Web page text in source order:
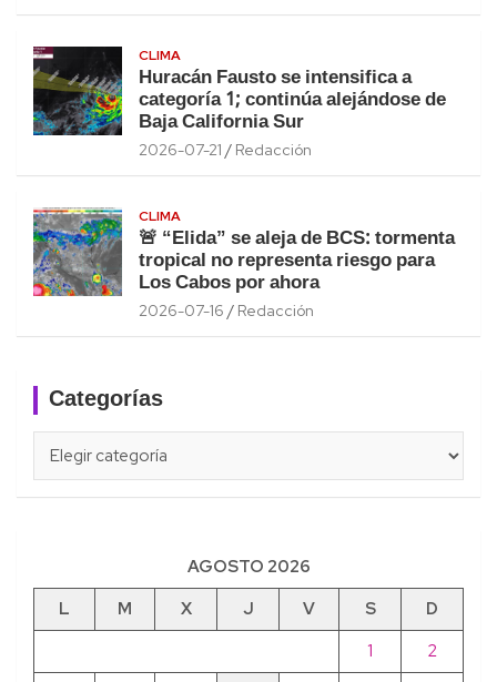
CLIMA
Huracán Fausto se intensifica a
categoría 1; continúa alejándose de
Baja California Sur
2026-07-21 Redacción
CLIMA
🚨 “Elida” se aleja de BCS: tormenta
tropical no representa riesgo para
Los Cabos por ahora
2026-07-16 Redacción
Categorías
AGOSTO 2026
L
M X J V S
D
1
2